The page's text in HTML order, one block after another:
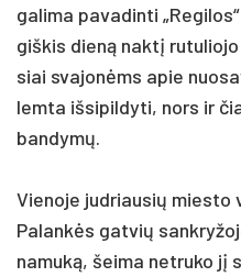
ga­li­ma pa­va­din­ti
giš­kis dieną naktį
siai sva­jonėms apie
lem­ta iš­si­pil­dy­ti, nors ir
ban­dymų.
Vie­no­je jud­riau­sių mies­to
Pa­lankės gat­vių
na­muką, šei­ma ne­tru­ko jį